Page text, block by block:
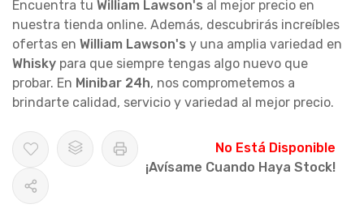
Encuentra tu William Lawson's al mejor precio en
nuestra tienda online. Además, descubrirás increíbles
ofertas en William Lawson's y una amplia variedad en
Whisky para que siempre tengas algo nuevo que
probar. En Minibar 24h, nos comprometemos a
brindarte calidad, servicio y variedad al mejor precio.
No Está Disponible
¡Avísame Cuando Haya Stock!